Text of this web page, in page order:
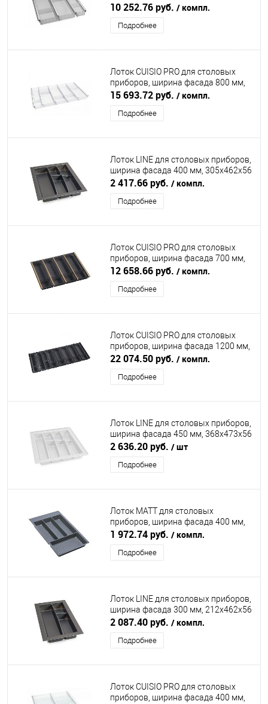
410-435х463х55 мм, серый
NINKAPLAST (НИНКАПЛАСТ)
10 252.76 руб. / компл.
Подробнее
Лоток CUISIO PRO для столовых
приборов, ширина фасада 800 мм,
710-735х463х55 мм, белый
NINKAPLAST (НИНКАПЛАСТ)
15 693.72 руб. / компл.
Подробнее
Лоток LINE для столовых приборов,
ширина фасада 400 мм, 305х462х56
мм, антрацит DIRKS (ДИРКС)
2 417.66 руб. / компл.
Подробнее
Лоток CUISIO PRO для столовых
приборов, ширина фасада 700 мм,
610-635х473х55 мм, черный/золото
NINKAPLAST (НИНКАПЛАСТ)
12 658.66 руб. / компл.
Подробнее
Лоток CUISIO PRO для столовых
приборов, ширина фасада 1200 мм,
1095-1120х473х55 мм, черный
NINKAPLAST (НИНКАПЛАСТ)
22 074.50 руб. / компл.
Подробнее
Лоток LINE для столовых приборов,
ширина фасада 450 мм, 368х473х56
мм, белый DIRKS (ДИРКС)
2 636.20 руб. / шт
Подробнее
Лоток MATT для столовых
приборов, ширина фасада 400 мм,
305х462х55 мм, антрацит DUSLAR
1 972.74 руб. / компл.
Подробнее
Лоток LINE для столовых приборов,
ширина фасада 300 мм, 212х462х56
мм, антрацит DIRKS (ДИРКС)
2 087.40 руб. / компл.
Подробнее
Лоток CUISIO PRO для столовых
приборов, ширина фасада 400 мм,